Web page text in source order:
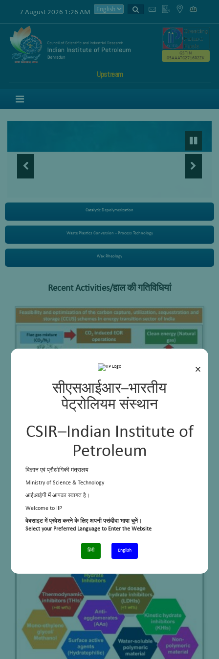
×
सीएसआईआर–भारतीय
पेट्रोलियम संस्थान
CSIR–Indian Institute of
Petroleum
विज्ञान एवं प्रौद्योगिकी मंत्रालय
Ministry of Science & Technology
आईआईपी में आपका स्वागत है।
Welcome to IIP
वेबसाइट में प्रवेश करने के लिए अपनी पसंदीदा भाषा चुनें।
Select your Preferred Language to Enter the Website
हिंदी English
7 August 2026 1:26 AM
Upstream
GSTIN
05AAATC2716R2ZK
Catalytic Depolymerization
Waste Plastics Conversion – Process Technology
Wax Rheology
Recent Activities/हाल की गतिविधियां